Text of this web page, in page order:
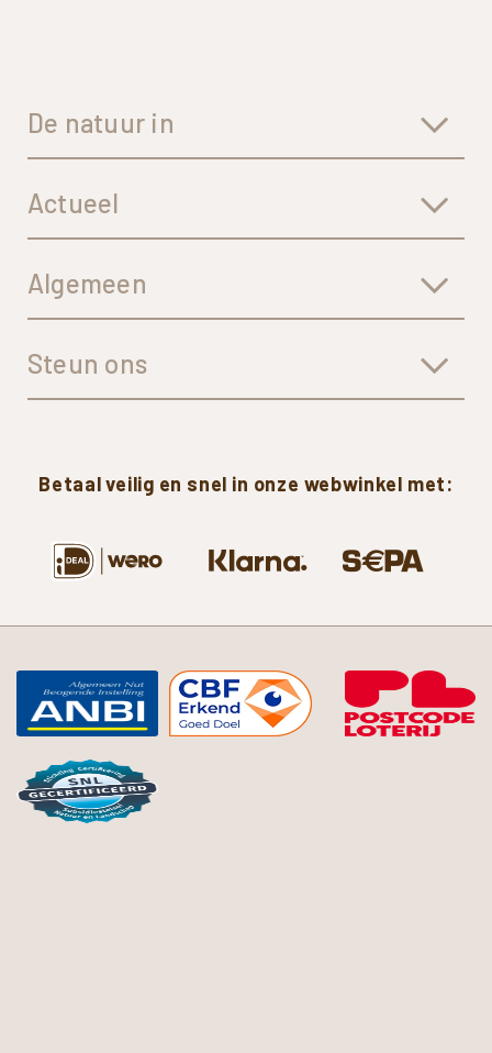
De natuur in
Actueel
Algemeen
Steun ons
Betaal veilig en snel in onze webwinkel met: